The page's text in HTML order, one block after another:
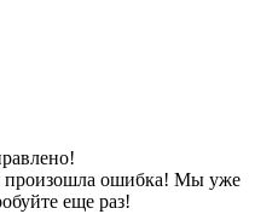
произошла ошибка! Мы уже
еще раз!